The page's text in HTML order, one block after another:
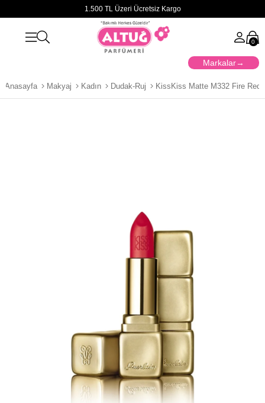
1.500 TL Üzeri Ücretsiz Kargo
0
Markalar
Anasayfa Makyaj Kadın Dudak-Ruj KissKiss Matte M332 Fire Red